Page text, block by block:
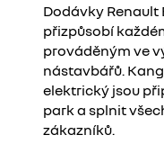
Dodávky Renault
přizpůsobí
prováděným ve
nástavbářů.
elektrický jsou
park a splnit
zákazníků.